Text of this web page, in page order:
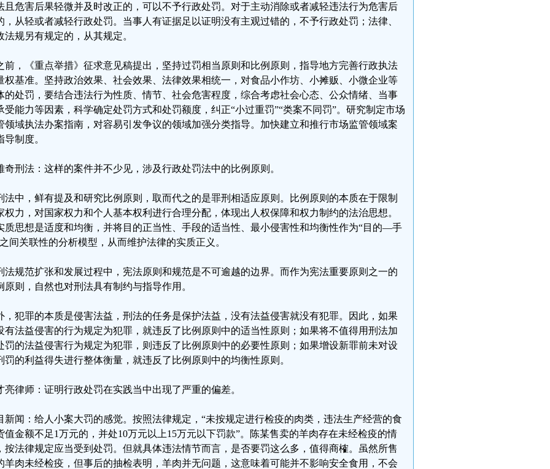
且危害后果轻微并及时改正的，可以不予行政处罚。对于主动消除或者减轻违法行为危害后
，从轻或者减轻行政处罚。当事人有证据足以证明没有主观过错的，不予行政处罚；法律、
法规另有规定的，从其规定。
前，《重点举措》征求意见稿提出，坚持过罚相当原则和比例原则，指导地方完善行政执法
权基准。坚持政治效果、社会效果、法律效果相统一，对食品小作坊、小摊贩、小微企业等
的处罚，要结合违法行为性质、情节、社会危害程度，综合考虑社会心态、公众情绪、当事
受能力等因素，科学确定处罚方式和处罚额度，纠正“小过重罚”“类案不同罚”。研究制定市场
领域执法办案指南，对容易引发争议的领域加强分类指导。加快建立和推行市场监管领域案
导制度。
奇刑法：这样的案件并不少见，涉及行政处罚法中的比例原则。
法中，鲜有提及和研究比例原则，取而代之的是罪刑相适应原则。比例原则的本质在于限制
权力，对国家权力和个人基本权利进行合理分配，体现出人权保障和权力制约的法治思想。
质思想是适度和均衡，并将目的正当性、手段的适当性、最小侵害性和均衡性作为“目的—手
间关联性的分析模型，从而维护法律的实质正义。
法规范扩张和发展过程中，宪法原则和规范是不可逾越的边界。而作为宪法重要原则之一的
原则，自然也对刑法具有制约与指导作用。
，犯罪的本质是侵害法益，刑法的任务是保护法益，没有法益侵害就没有犯罪。因此，如果
有法益侵害的行为规定为犯罪，就违反了比例原则中的适当性原则；如果将不值得用刑法加
罚的法益侵害行为规定为犯罪，则违反了比例原则中的必要性原则；如果增设新罪前未对设
罚的利益得失进行整体衡量，就违反了比例原则中的均衡性原则。
亮律师：证明行政处罚在实践当中出现了严重的偏差。
新闻：给人小案大罚的感觉。按照法律规定，“未按规定进行检疫的肉类，违法生产经营的食
值金额不足1万元的，并处10万元以上15万元以下罚款”。陈某售卖的羊肉存在未经检疫的情
按法律规定应当受到处罚。但就具体违法情节而言，是否要罚这么多，值得商榷。虽然所售
羊肉未经检疫，但事后的抽检表明，羊肉并无问题，这意味着可能并不影响安全食用，不会